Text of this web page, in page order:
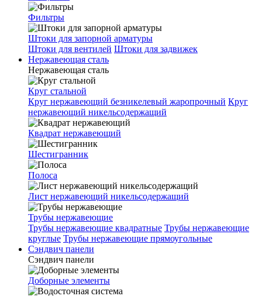
Фильтры
Штоки для запорной арматуры
Штоки для вентилей Штоки для задвижек
Нержавеющая сталь
Нержавеющая сталь
Круг стальной
Круг нержавеющий безникелевый жаропрочный Круг
нержавеющий никельсодержащий
Квадрат нержавеющий
Шестигранник
Полоса
Лист нержавеющий никельсодержащий
Трубы нержавеющие
Трубы нержавеющие квадратные Трубы нержавеющие
круглые Трубы нержавеющие прямоугольные
Сэндвич панели
Сэндвич панели
Доборные элементы